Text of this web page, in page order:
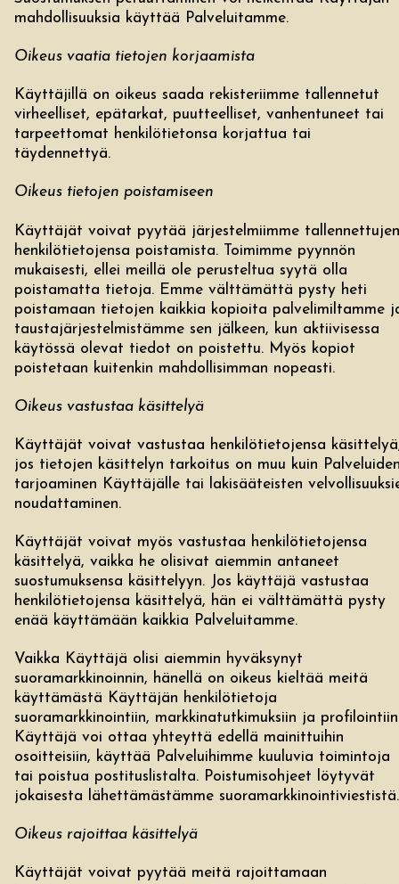
mahdollisuuksia käyttää Palveluitamme.
Oikeus vaatia tietojen korjaamista
Käyttäjillä on oikeus saada rekisteriimme tallennetut
virheelliset, epätarkat, puutteelliset, vanhentuneet tai
tarpeettomat henkilötietonsa korjattua tai
täydennettyä.
Oikeus tietojen poistamiseen
Käyttäjät voivat pyytää järjestelmiimme tallennettujen
henkilötietojensa poistamista. Toimimme pyynnön
mukaisesti, ellei meillä ole perusteltua syytä olla
poistamatta tietoja. Emme välttämättä pysty heti
poistamaan tietojen kaikkia kopioita palvelimiltamme
taustajärjestelmistämme sen jälkeen, kun aktiivisessa
käytössä olevat tiedot on poistettu. Myös kopiot
poistetaan kuitenkin mahdollisimman nopeasti.
Oikeus vastustaa käsittelyä
Käyttäjät voivat vastustaa henkilötietojensa
jos tietojen käsittelyn tarkoitus on muu kuin
tarjoaminen Käyttäjälle tai lakisääteisten
noudattaminen.
Käyttäjät voivat myös vastustaa henkilötietojensa
käsittelyä, vaikka he olisivat aiemmin antaneet
suostumuksensa käsittelyyn. Jos käyttäjä vastustaa
henkilötietojensa käsittelyä, hän ei välttämättä pysty
enää käyttämään kaikkia Palveluitamme.
Vaikka Käyttäjä olisi aiemmin hyväksynyt
suoramarkkinoinnin, hänellä on oikeus kieltää meitä
käyttämästä Käyttäjän henkilötietoja
suoramarkkinointiin, markkinatutkimuksiin ja
Käyttäjä voi ottaa yhteyttä edellä mainittuihin
osoitteisiin, käyttää Palveluihimme kuuluvia toimintoja
tai poistua postituslistalta. Poistumisohjeet löytyvät
jokaisesta lähettämästämme suoramarkkinointiviestistä.
Oikeus rajoittaa käsittelyä
Käyttäjät voivat pyytää meitä rajoittamaan